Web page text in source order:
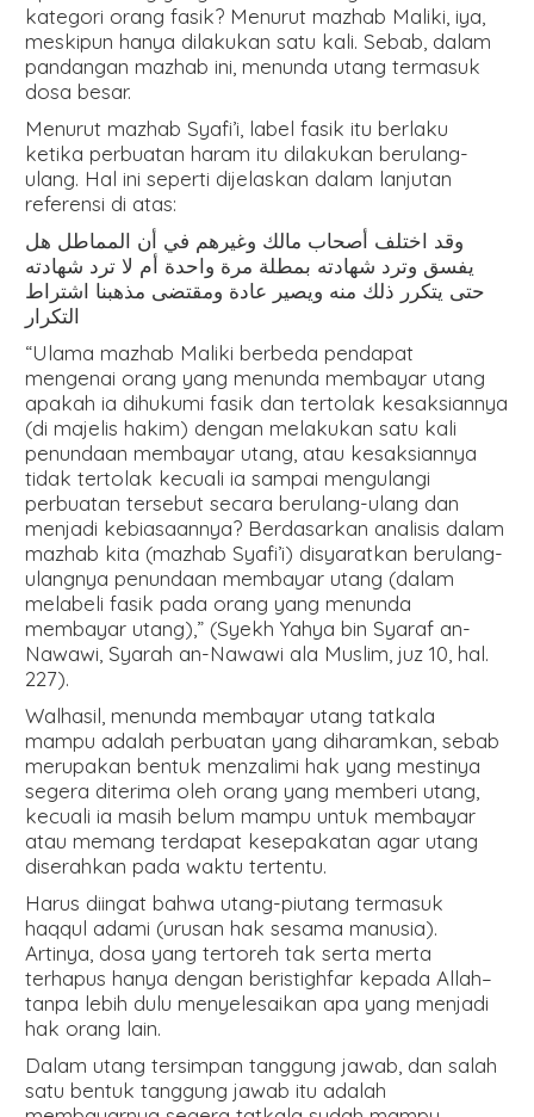
kategori orang fasik? Menurut mazhab Maliki, iya,
meskipun hanya dilakukan satu kali. Sebab, dalam
pandangan mazhab ini, menunda utang termasuk
dosa besar.
Menurut mazhab Syafi’i, label fasik itu berlaku
ketika perbuatan haram itu dilakukan berulang-
ulang. Hal ini seperti dijelaskan dalam lanjutan
referensi di atas:
وقد اختلف أصحاب مالك وغيرهم في أن المماطل هل
يفسق وترد شهادته بمطلة مرة واحدة أم لا ترد شهادته
حتى يتكرر ذلك منه ويصير عادة ومقتضى مذهبنا اشتراط
التكرار
“Ulama mazhab Maliki berbeda pendapat
mengenai orang yang menunda membayar utang
apakah ia dihukumi fasik dan tertolak kesaksiannya
(di majelis hakim) dengan melakukan satu kali
penundaan membayar utang, atau kesaksiannya
tidak tertolak kecuali ia sampai mengulangi
perbuatan tersebut secara berulang-ulang dan
menjadi kebiasaannya? Berdasarkan analisis dalam
mazhab kita (mazhab Syafi’i) disyaratkan berulang-
ulangnya penundaan membayar utang (dalam
melabeli fasik pada orang yang menunda
membayar utang),” (Syekh Yahya bin Syaraf an-
Nawawi, Syarah an-Nawawi ala Muslim, juz 10, hal.
227).
Walhasil, menunda membayar utang tatkala
mampu adalah perbuatan yang diharamkan, sebab
merupakan bentuk menzalimi hak yang mestinya
segera diterima oleh orang yang memberi utang,
kecuali ia masih belum mampu untuk membayar
atau memang terdapat kesepakatan agar utang
diserahkan pada waktu tertentu.
Harus diingat bahwa utang-piutang termasuk
haqqul adami (urusan hak sesama manusia).
Artinya, dosa yang tertoreh tak serta merta
terhapus hanya dengan beristighfar kepada Allah–
tanpa lebih dulu menyelesaikan apa yang menjadi
hak orang lain.
Dalam utang tersimpan tanggung jawab, dan salah
satu bentuk tanggung jawab itu adalah